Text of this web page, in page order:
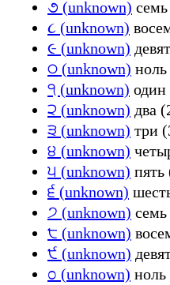
૭ (unknown)
૮ (unknown)
૯ (unknown)
੦ (unknown)
੧ (unknown) один
੨ (unknown) два
੩ (unknown) три
੪ (unknown)
੫ (unknown) пять
੬ (unknown)
੭ (unknown)
੮ (unknown)
੯ (unknown)
೦ (unknown) ноль